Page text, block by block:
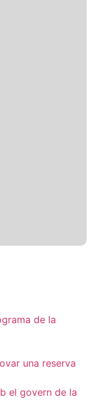
de la
una reserva
el govern de la